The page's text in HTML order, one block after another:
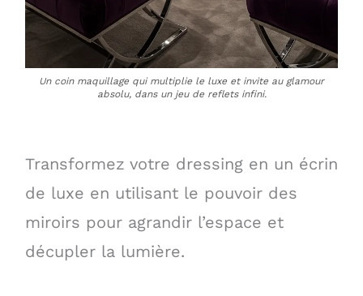
Un coin maquillage qui multiplie le luxe et invite au glamour
absolu, dans un jeu de reflets infini.
Transformez votre dressing en un écrin
de luxe en utilisant le pouvoir des
miroirs pour agrandir l’espace et
décupler la lumière.